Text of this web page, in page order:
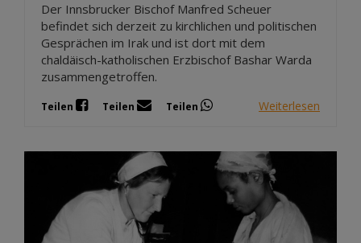
Der Innsbrucker Bischof Manfred Scheuer
befindet sich derzeit zu kirchlichen und politischen
Gesprächen im Irak und ist dort mit dem
chaldäisch-katholischen Erzbischof Bashar Warda
zusammengetroffen.
Teilen Teilen Teilen Weiterlesen